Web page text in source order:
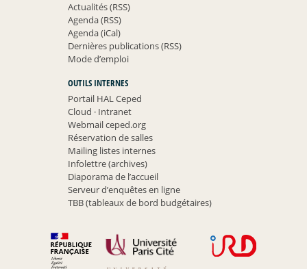
Actualités (RSS)
Agenda (RSS)
Agenda (iCal)
Dernières publications (RSS)
Mode d’emploi
OUTILS INTERNES
Portail HAL Ceped
Cloud ·Intranet
Webmail ceped.org
Réservation de salles
Mailing listes internes
Infolettre (archives)
Diaporama de l’accueil
Serveur d’enquêtes en ligne
TBB (tableaux de bord budgétaires)